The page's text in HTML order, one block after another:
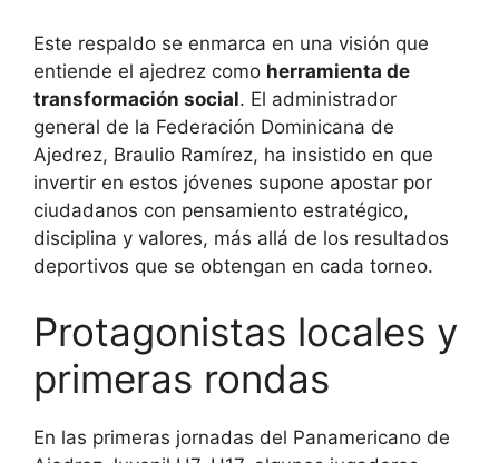
Este respaldo se enmarca en una visión que
entiende el ajedrez como herramienta de
transformación social. El administrador
general de la Federación Dominicana de
Ajedrez, Braulio Ramírez, ha insistido en que
invertir en estos jóvenes supone apostar por
ciudadanos con pensamiento estratégico,
disciplina y valores, más allá de los resultados
deportivos que se obtengan en cada torneo.
Protagonistas locales y
primeras rondas
En las primeras jornadas del Panamericano de